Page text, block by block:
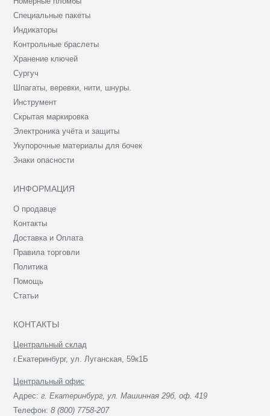
Специальные пакеты
Индикаторы
Контрольные браслеты
Хранение ключей
Сургуч
Шпагаты, веревки, нити, шнуры.
Инструмент
Скрытая маркировка
Электроника учёта и защиты
Укупорочные материалы для бочек
Знаки опасности
ИНФОРМАЦИЯ
О продавце
Контакты
Доставка и Оплата
Правила торговли
Политика
Помощь
Статьи
КОНТАКТЫ
Центральный склад
г.Екатеринбург, ул. Луганская, 59к1Б
Центральный офис
Адрес:г. Екатеринбург, ул. Машинная 29б, оф. 419
Телефон:8 (800) 7758-207